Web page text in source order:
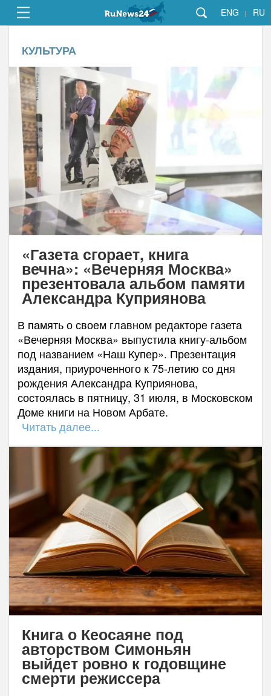
ENG | RU
КУЛЬТУРА
«Газета сгорает, книга
вечна»: «Вечерняя Москва»
презентовала альбом памяти
Александра Куприянова
В память о своем главном редакторе газета
«Вечерняя Москва» выпустила книгу-альбом
под названием «Наш Купер». Презентация
издания, приуроченного к 75-летию со дня
рождения Александра Куприянова,
состоялась в пятницу, 31 июля, в Московском
Доме книги на Новом Арбате.
Читать далее...
Книга о Кеосаяне под
авторством Симоньян
выйдет ровно к годовщине
смерти режиссера